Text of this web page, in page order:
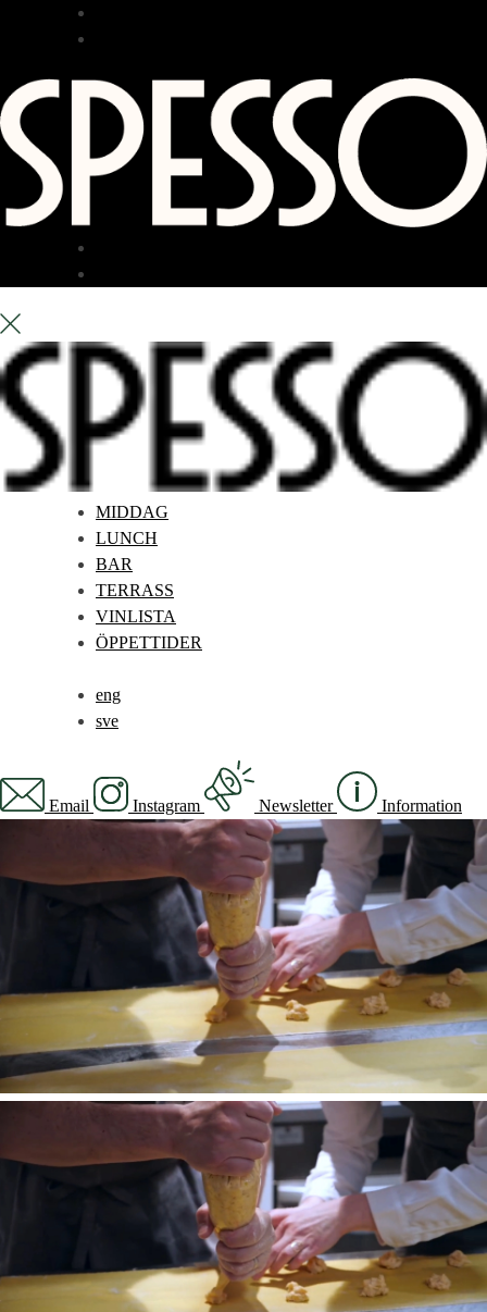
MIDDAG
LUNCH
BAR
TERRASS
VINLISTA
ÖPPETTIDER
eng
sve
Email Instagram Newsletter Information